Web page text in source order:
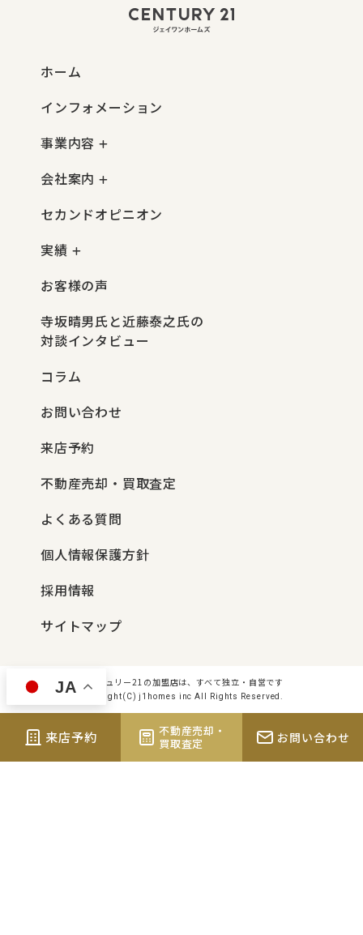
ホーム
インフォメーション
事業内容
会社案内
セカンドオピニオン
実績
お客様の声
寺坂晴男氏と近藤泰之氏の
対談インタビュー
コラム
お問い合わせ
来店予約
不動産売却・買取査定
よくある質問
個人情報保護方針
採用情報
サイトマップ
センチュリー21の加盟店は、すべて独立・自営です
Copyright(C) j1homes inc All Rights Reserved.
来店予約
不動産売却・
買取査定
お問い合わせ
JA